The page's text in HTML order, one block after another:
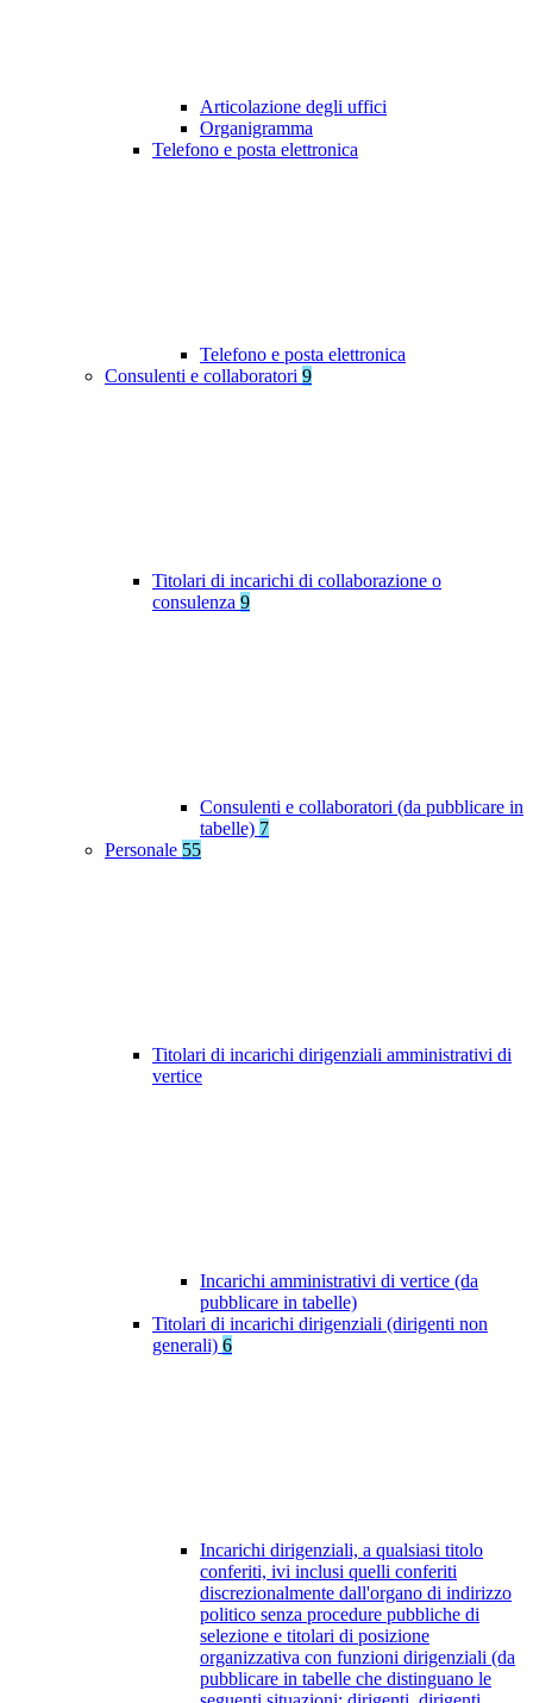
Articolazione degli uffici
Organigramma
Telefono e posta elettronica
Telefono e posta elettronica
Consulenti e collaboratori 9
Titolari di incarichi di collaborazione o
consulenza 9
Consulenti e collaboratori (da pubblicare in
tabelle) 7
Personale 55
Titolari di incarichi dirigenziali amministrativi di
vertice
Incarichi amministrativi di vertice (da
pubblicare in tabelle)
Titolari di incarichi dirigenziali (dirigenti non
generali) 6
Incarichi dirigenziali, a qualsiasi titolo
conferiti, ivi inclusi quelli conferiti
discrezionalmente dall'organo di indirizzo
politico senza procedure pubbliche di
selezione e titolari di posizione
organizzativa con funzioni dirigenziali (da
pubblicare in tabelle che distinguano le